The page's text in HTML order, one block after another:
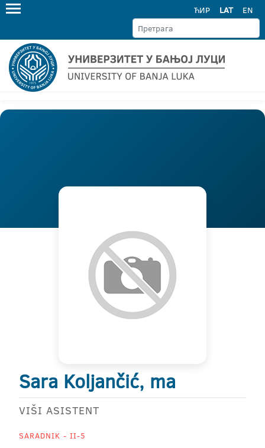
ЋИР LAT EN
Sara Koljančić, ma
VIŠI ASISTENT
SARADNIK - II-5